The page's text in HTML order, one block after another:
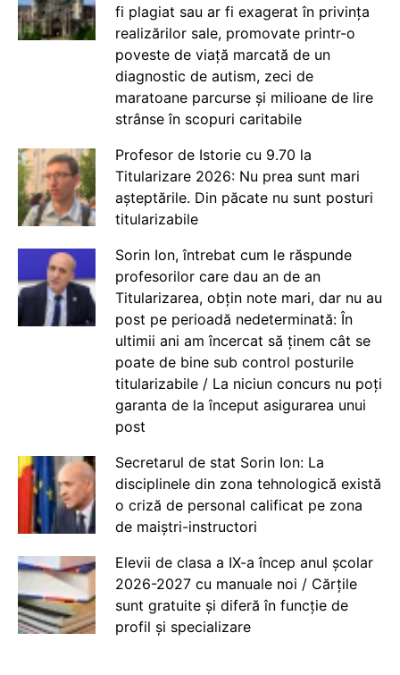
fi plagiat sau ar fi exagerat în privința
realizărilor sale, promovate printr-o
poveste de viață marcată de un
diagnostic de autism, zeci de
maratoane parcurse și milioane de lire
strânse în scopuri caritabile
Profesor de Istorie cu 9.70 la
Titularizare 2026: Nu prea sunt mari
așteptările. Din păcate nu sunt posturi
titularizabile
Sorin Ion, întrebat cum le răspunde
profesorilor care dau an de an
Titularizarea, obțin note mari, dar nu au
post pe perioadă nedeterminată: În
ultimii ani am încercat să ținem cât se
poate de bine sub control posturile
titularizabile / La niciun concurs nu poți
garanta de la început asigurarea unui
post
Secretarul de stat Sorin Ion: La
disciplinele din zona tehnologică există
o criză de personal calificat pe zona
de maiștri-instructori
Elevii de clasa a IX-a încep anul școlar
2026-2027 cu manuale noi / Cărțile
sunt gratuite și diferă în funcție de
profil și specializare